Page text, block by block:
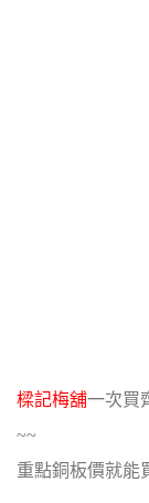
樑記梅舖一次買
~~
重點銅板價就能